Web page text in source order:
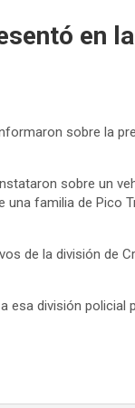
en
sobre la
sobre un
una familia de Pico
de la división de
esa división